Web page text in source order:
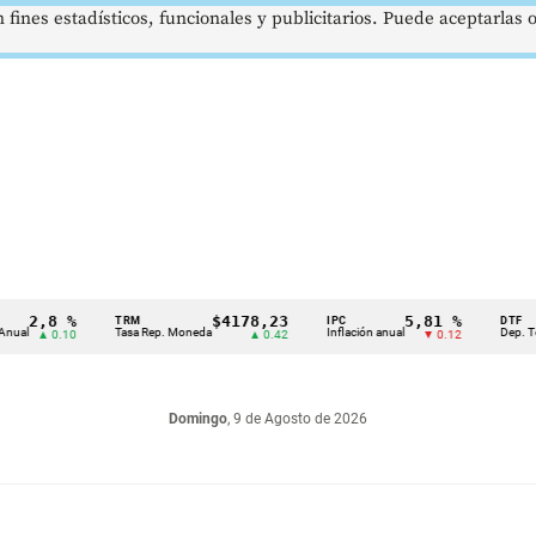
2,8 %
▲ 0.10 Tasa Rep. Moneda
$4178,23
▲ 0.42 Inflación anual
5,81 %
▼ 0.12 Dep.
Domingo, 9 de Agosto de 2026
estadísticos, funcionales y publicitarios. Puede aceptarlas